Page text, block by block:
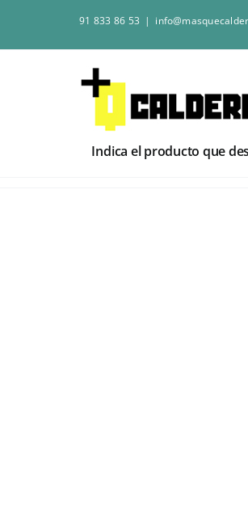
contenido
91 833 86 53 |
Indica el producto que